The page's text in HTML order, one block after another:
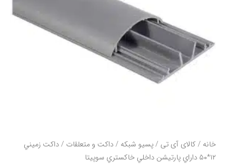
خانه /کالای آی تی /پسیو شبکه /داکت و متعلقات / داکت زميني
۱۲*۵۰ داراي پارتيشن داخلي خاکستري سوپيتا